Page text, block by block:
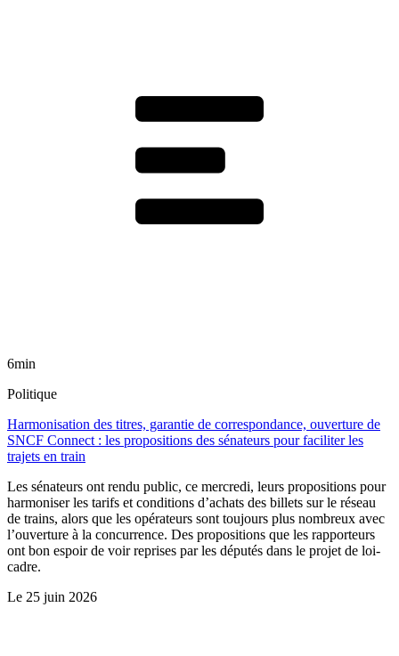
6min
Politique
Harmonisation des titres, garantie de correspondance, ouverture de
SNCF Connect : les propositions des sénateurs pour faciliter les
trajets en train
Les sénateurs ont rendu public, ce mercredi, leurs propositions pour
harmoniser les tarifs et conditions d’achats des billets sur le réseau
de trains, alors que les opérateurs sont toujours plus nombreux avec
l’ouverture à la concurrence. Des propositions que les rapporteurs
ont bon espoir de voir reprises par les députés dans le projet de loi-
cadre.
Le 25 juin 2026